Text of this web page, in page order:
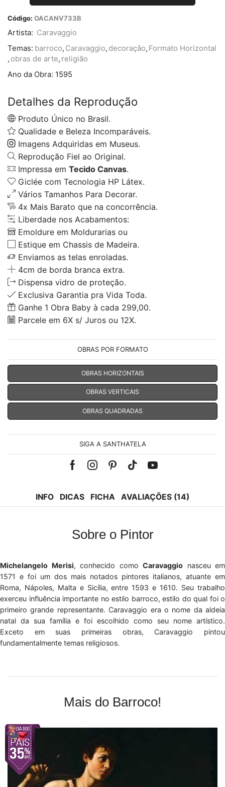
Código: OACANV733B
Artista: Caravaggio
Temas: barroco, Caravaggio, decoração, Formato Horizontal
, obras de arte, religião
Ano da Obra: 1595
Detalhes da Reprodução
Produto Único no Brasil.
Qualidade e Beleza Incomparáveis.
Imagens Adquiridas em Museus.
Reprodução Fiel ao Original.
Impressa em Tecido Canvas.
Giclée com Tecnologia HP Látex.
Vários Tamanhos Para Decorar.
4x Mais Barato que na concorrência.
Liberdade nos Acabamentos:
Emoldure em Moldurarias ou
Estique em Chassis de Madeira.
Enviamos as telas enroladas.
4cm de borda branca extra.
Dispensa vidro de proteção.
Exclusiva Garantia pra Vida Toda.
Ganhe 1 Obra Baby à cada 299,00.
Parcele em 6X s/ Juros ou 12X.
OBRAS POR FORMATO
OBRAS HORIZONTAIS
OBRAS VERTICAIS
OBRAS QUADRADAS
SIGA A SANTHATELA
Facebook
Instagram
Pinterest
Tik-Youtube
INFO DICAS FICHA AVALIAÇÕES (14)
Sobre o Pintor
Michelangelo Merisi, conhecido como Caravaggio nasceu em
1571 e foi um dos mais notados pintores italianos, atuante em
Roma, Nápoles, Malta e Sicília, entre 1593 e 1610. Seu trabalho
exerceu influência importante no estilo barroco, estilo do qual foi o
primeiro grande representante. Caravaggio era o nome da aldeia
natal da sua família e foi escolhido como seu nome artístico.
Exceto em suas primeiras obras, Caravaggio pintou
fundamentalmente temas religiosos.
Mais do Barroco!